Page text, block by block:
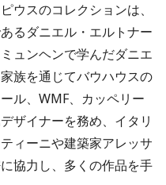
ウスのコレクションは、
るダニエル・エルトナー
ュンヘンで学んだダニエ
族を通じてバウハウスの
ル、WMF、カッペリー
ザイナーを務め、イタリ
ィーニや建築家アレッサ
協力し、多くの作品を手